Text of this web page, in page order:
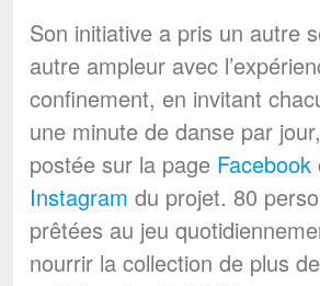
Son initiative a pris un autre
autre ampleur avec
confinement, en invitant
une minute de danse par
postée sur la page Facebook
Instagram du projet. 80
prêtées au jeu
nourrir la collection de plus